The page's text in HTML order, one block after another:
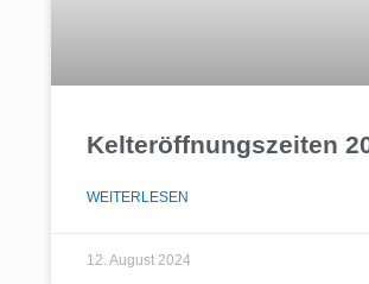
Kelteröffnungszeiten
WEITERLESEN
12. August 2024